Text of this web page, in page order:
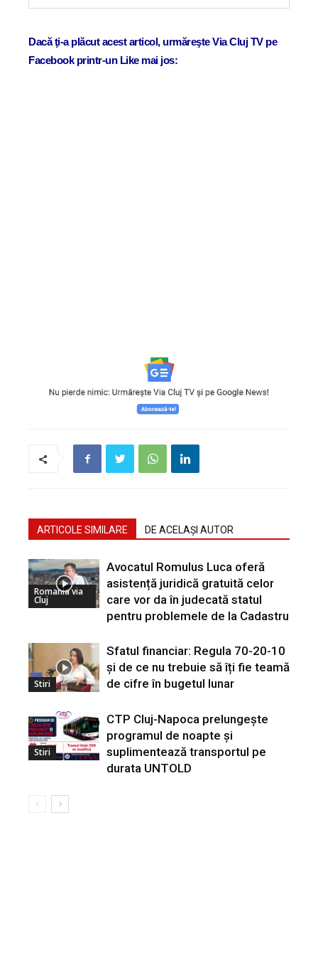
Dacă ţi-a plăcut acest articol, urmăreşte Via Cluj TV pe
Facebook printr-un Like mai jos:
ARTICOLE SIMILARE DE ACELAȘI AUTOR
Romania via
Cluj
Avocatul Romulus Luca oferă
asistență juridică gratuită celor
care vor da în judecată statul
pentru problemele de la Cadastru
Stiri
Sfatul financiar: Regula 70-20-10
și de ce nu trebuie să îți fie teamă
de cifre în bugetul lunar
Stiri
CTP Cluj-Napoca prelungește
programul de noapte și
suplimentează transportul pe
durata UNTOLD